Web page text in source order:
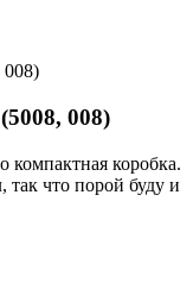
008)
компактная коробка.
что порой буду и